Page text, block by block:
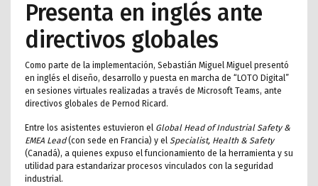
Presenta en inglés ante
directivos globales
Como parte de la implementación, Sebastián Miguel Miguel presentó
en inglés el diseño, desarrollo y puesta en marcha de “LOTO Digital”
en sesiones virtuales realizadas a través de Microsoft Teams, ante
directivos globales de Pernod Ricard.
Entre los asistentes estuvieron el Global Head of Industrial Safety &
EMEA Lead(con sede en Francia) y el Specialist, Health & Safety
(Canadá), a quienes expuso el funcionamiento de la herramienta y su
utilidad para estandarizar procesos vinculados con la seguridad
industrial.